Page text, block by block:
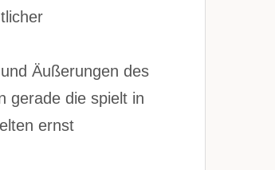
Äußerungen des
gerade die spielt in
ernst